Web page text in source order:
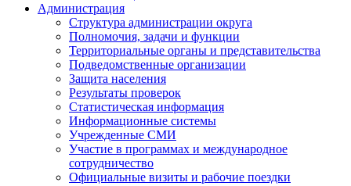
Администрация
Структура администрации округа
Полномочия, задачи и функции
Территориальные органы и представительства
Подведомственные организации
Защита населения
Результаты проверок
Статистическая информация
Информационные системы
Учрежденные СМИ
Участие в программах и международное
сотрудничество
Официальные визиты и рабочие поездки